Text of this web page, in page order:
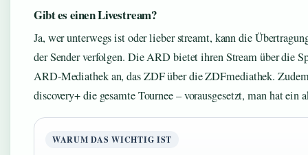
Gibt es einen Livestream?
Ja, wer unterwegs ist oder lieber streamt, kann die
der Sender verfolgen. Die ARD bietet ihren Stream über die
ARD-Mediathek an, das ZDF über die ZDFmediathek.
discovery+ die gesamte Tournee – vorausgesetzt, man hat ein
WARUM DAS WICHTIG IST